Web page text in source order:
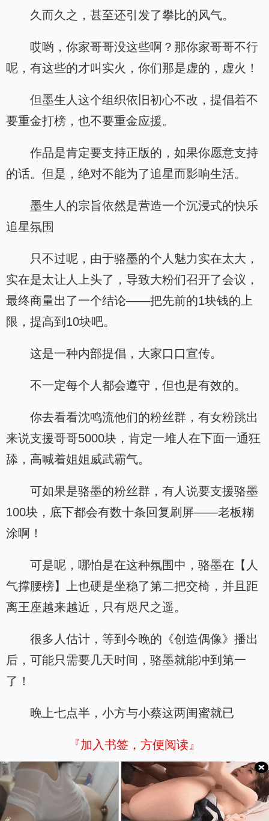
久而久之，甚至还引发了攀比的风气。
哎哟，你家哥哥没这些啊？那你家哥哥不行
呢，有这些的才叫实火，你们那是虚的，虚火！
但墨生人这个组织依旧初心不改，提倡着不
要重金打榜，也不要重金应援。
作品是肯定要支持正版的，如果你愿意支持
的话。但是，绝对不能为了追星而影响生活。
墨生人的宗旨依然是营造一个沉浸式的快乐
追星氛围
只不过呢，由于骆墨的个人魅力实在太大，
实在是太让人上头了，导致大粉们召开了会议，
最终商量出了一个结论——把先前的1块钱的上
限，提高到10块吧。
这是一种内部提倡，大家口口宣传。
不一定每个人都会遵守，但也是有效的。
你去看看沈鸣流他们的粉丝群，有女粉跳出
来说支援哥哥5000块，肯定一堆人在下面一通狂
舔，高喊着姐姐威武霸气。
可如果是骆墨的粉丝群，有人说要支援骆墨
100块，底下都会有数十条回复刷屏——老板糊
涂啊！
可是呢，哪怕是在这种氛围中，骆墨在【人
气撑腰榜】上也硬是坐稳了第二把交椅，并且距
离王座越来越近，只有咫尺之遥。
很多人估计，等到今晚的《创造偶像》播出
后，可能只需要几天时间，骆墨就能冲到第一
了！
晚上七点半，小方与小蔡这两闺蜜就已
『加入书签，方便阅读』